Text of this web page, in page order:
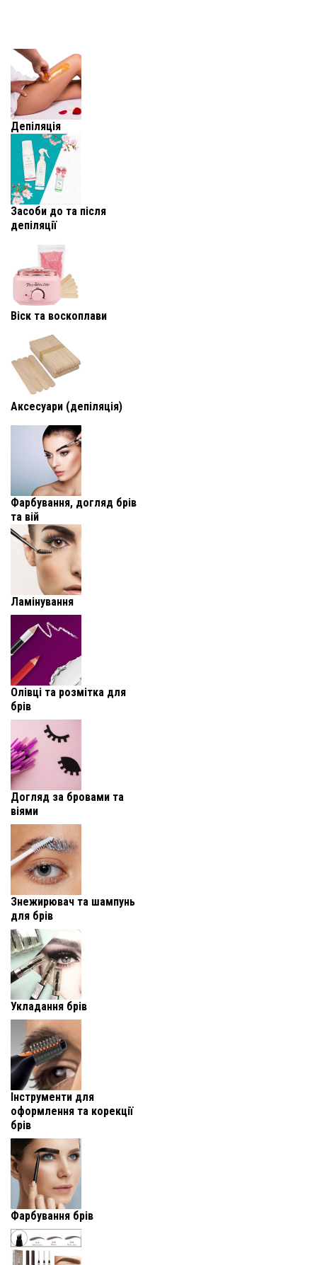
Депіляція
Засоби до та після
депіляції
Віск та воскоплави
Аксесуари (депіляція)
Фарбування, догляд брів
та вій
Ламінування
Олівці та розмітка для
брів
Догляд за бровами та
віями
Знежирювач та шампунь
для брів
Укладання брів
Інструменти для
оформлення та корекції
брів
Фарбування брів